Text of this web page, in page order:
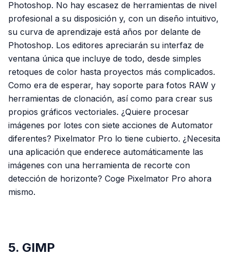
Photoshop. No hay escasez de herramientas de nivel
profesional a su disposición y, con un diseño intuitivo,
su curva de aprendizaje está años por delante de
Photoshop. Los editores apreciarán su interfaz de
ventana única que incluye de todo, desde simples
retoques de color hasta proyectos más complicados.
Como era de esperar, hay soporte para fotos RAW y
herramientas de clonación, así como para crear sus
propios gráficos vectoriales. ¿Quiere procesar
imágenes por lotes con siete acciones de Automator
diferentes? Pixelmator Pro lo tiene cubierto. ¿Necesita
una aplicación que enderece automáticamente las
imágenes con una herramienta de recorte con
detección de horizonte? Coge Pixelmator Pro ahora
mismo.
5. GIMP